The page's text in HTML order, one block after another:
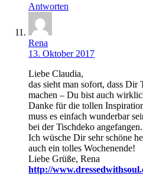
Antworten
Rena
13. Oktober 2017
Liebe Claudia,
das sieht man sofort, dass Dir
machen – Du bist auch
Danke für die tollen
muss es einfach wunderbar
bei der Tischdeko angefangen.
Ich wüsche Dir sehr schöne
auch ein tolles Wochenende!
Liebe Grüße, Rena
http://